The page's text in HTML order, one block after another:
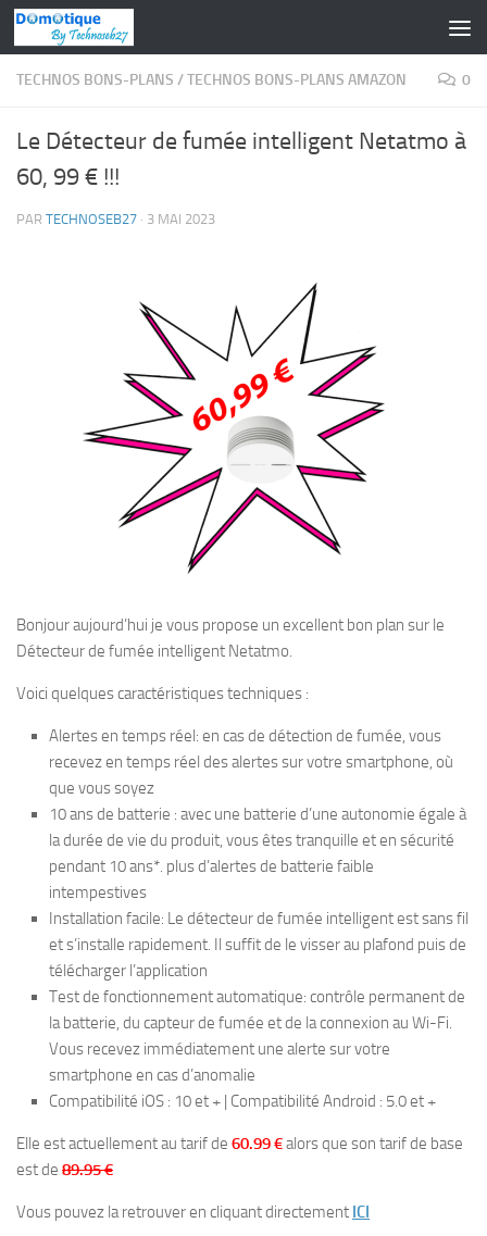
Skip to content
TECHNOS BONS-PLANS /TECHNOS BONS-PLANS AMAZON 0
Le Détecteur de fumée intelligent Netatmo à
60, 99 € !!!
PAR TECHNOSEB27 · 3 MAI 2023
Bonjour aujourd’hui je vous propose un excellent bon plan sur le
Détecteur de fumée intelligent Netatmo.
Voici quelques caractéristiques techniques :
Alertes en temps réel: en cas de détection de fumée, vous
recevez en temps réel des alertes sur votre smartphone, où
que vous soyez
10 ans de batterie : avec une batterie d’une autonomie égale à
la durée de vie du produit, vous êtes tranquille et en sécurité
pendant 10 ans*. plus d’alertes de batterie faible
intempestives
Installation facile: Le détecteur de fumée intelligent est sans fil
et s’installe rapidement. Il suffit de le visser au plafond puis de
télécharger l’application
Test de fonctionnement automatique: contrôle permanent de
la batterie, du capteur de fumée et de la connexion au Wi-Fi.
Vous recevez immédiatement une alerte sur votre
smartphone en cas d’anomalie
Compatibilité iOS : 10 et + | Compatibilité Android : 5.0 et +
Elle est actuellement au tarif de 60.99 €alors que son tarif de base
est de 89.95 €
Vous pouvez la retrouver en cliquant directement ICI